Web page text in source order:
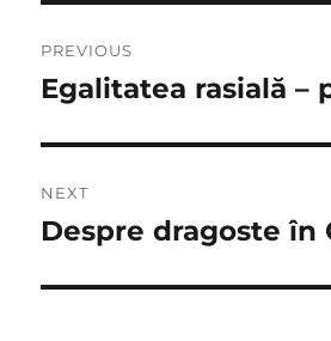
navigation
PREVIOUS
Previous
Egalitatea rasială –
NEXT
Next
Despre dragoste în